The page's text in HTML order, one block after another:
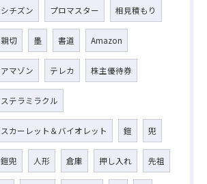
シチズン プロマスター 相見積もり
親切 墨 書道 Amazon
アマゾン テレカ 株主優待券
ステラミラクル
スカーレット＆バイオレット 鎧 兜
鎧兜 人形 倉庫 押し入れ 先祖